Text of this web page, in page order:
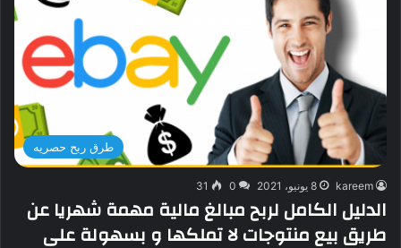
طرق ربح حصريه
kareem 8 يونيو، 2021 0
31
الدليل الكامل لربح مبالغ مالية مهمة شهريا عن
طريق بيع منتوجات لا تملكها و بسهولة على